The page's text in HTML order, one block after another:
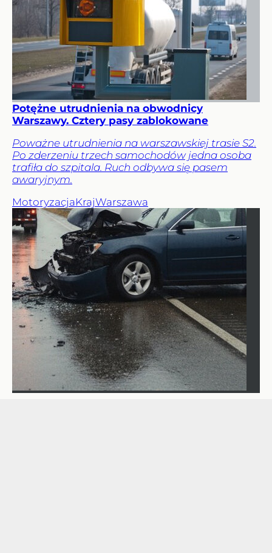
Potężne utrudnienia na obwodnicy
Warszawy. Cztery pasy zablokowane
Poważne utrudnienia na warszawskiej trasie S2.
Po zderzeniu trzech samochodów jedna osoba
trafiła do szpitala. Ruch odbywa się pasem
awaryjnym.
MotoryzacjaKrajWarszawa